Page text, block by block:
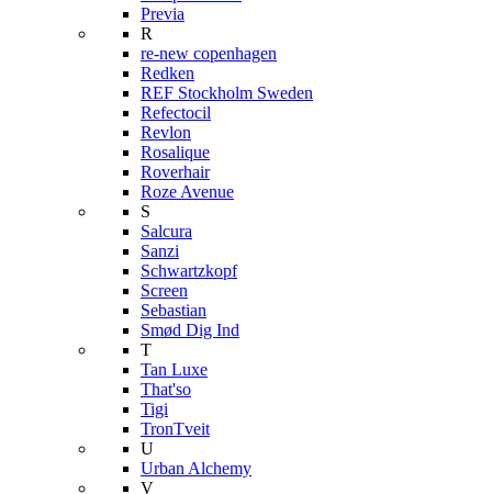
Previa
R
re-new copenhagen
Redken
REF Stockholm Sweden
Refectocil
Revlon
Rosalique
Roverhair
Roze Avenue
S
Salcura
Sanzi
Schwartzkopf
Screen
Sebastian
Smød Dig Ind
T
Tan Luxe
That'so
Tigi
TronTveit
U
Urban Alchemy
V